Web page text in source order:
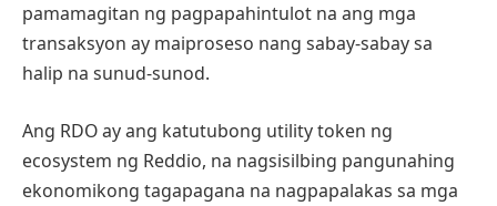
pamamagitan ng pagpapahintulot na ang mga
transaksyon ay maiproseso nang sabay-sabay sa
halip na sunud-sunod.
Ang RDO ay ang katutubong utility token ng
ecosystem ng Reddio, na nagsisilbing pangunahing
ekonomikong tagapagana na nagpapalakas sa mga